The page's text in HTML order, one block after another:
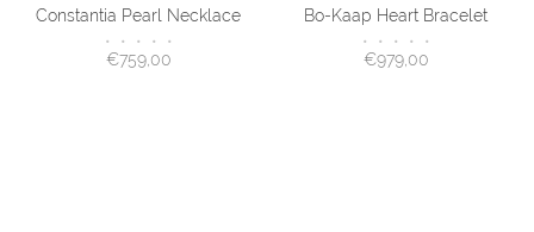
Constantia Pearl Necklace
• • • • •
€759,00
Bo-Kaap Heart Bracelet
• • • • •
€979,00